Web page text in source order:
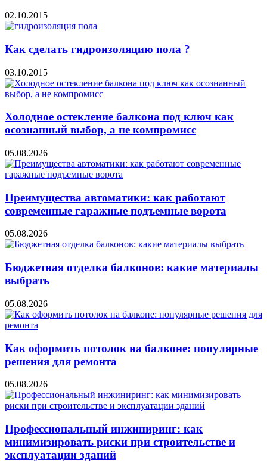
02.10.2015
Как сделать гидроизоляцию пола ?
03.10.2015
Холодное остекление балкона под ключ как
осознанный выбор, а не компромисс
05.08.2026
Преимущества автоматики: как работают
современные гаражные подъемные ворота
05.08.2026
Бюджетная отделка балконов: какие материалы
выбрать
05.08.2026
Как оформить потолок на балконе: популярные
решения для ремонта
05.08.2026
Профессиональный инжиниринг: как
минимизировать риски при строительстве и
эксплуатации зданий